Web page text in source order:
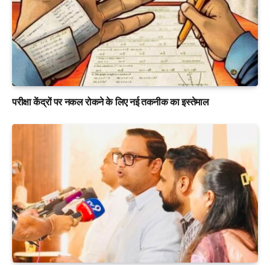
परीक्षा केंद्रों पर नकल रोकने के लिए नई तकनीक का इस्तेमाल